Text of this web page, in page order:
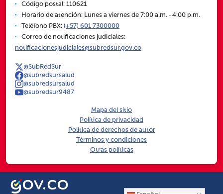
Código postal: 110621
Horario de atención: Lunes a viernes de 7:00 a.m. ‑ 4:00 p.m.
Teléfono PBX: (+57) 601 7300000
Correo de notificaciones judiciales:
notificacionesjudiciales@subredsur.gov.co
@SubRedSur
@subredsursalud
@subredsursalud
@subredsur9487
Mapa del sitio
Política de privacidad
Política de derechos de autor
Términos y condiciones
Otras políticas